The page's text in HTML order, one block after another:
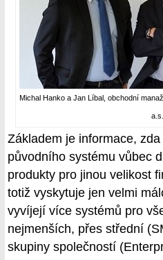
Michal Hanko a Jan Líbal, obchodní
a.s.
Základem je informace,
původního systému vůbec
produkty pro jinou velikost
totiž vyskytuje jen velmi
vyvíjejí více systémů pro
nejmenších, přes střední
skupiny společností